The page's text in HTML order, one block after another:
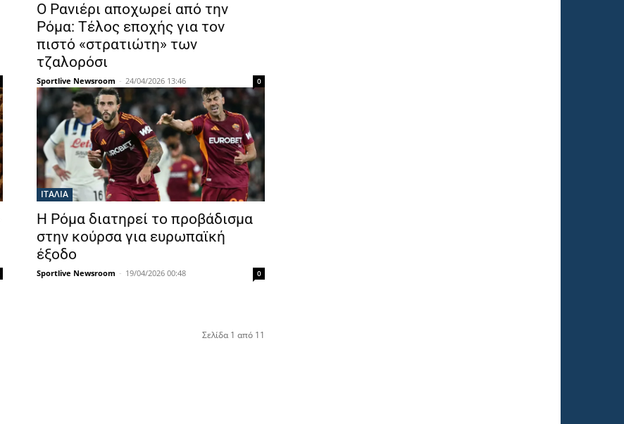
Ο Ρανιέρι αποχωρεί από την
Ρόμα: Τέλος εποχής για τον
πιστό «στρατιώτη» των
τζαλορόσι
Sportlive Newsroom - 24/04/2026 13:46 0
ΙΤΑΛΙΑ
Η Ρόμα διατηρεί το προβάδισμα
στην κούρσα για ευρωπαϊκή
έξοδο
Sportlive Newsroom - 19/04/2026 00:48 0
Σελίδα 1 από 11